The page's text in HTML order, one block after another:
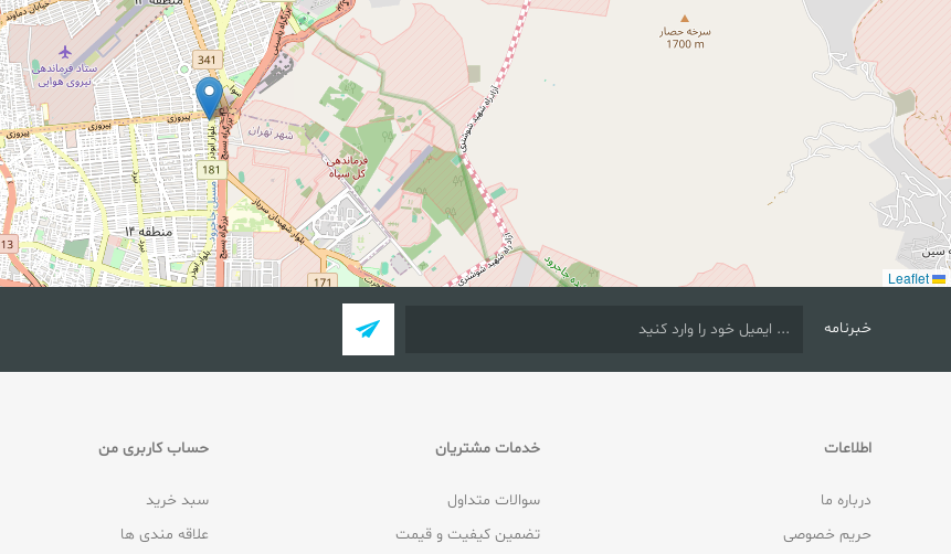
خبرنامه
اطلاعات
درباره ما
حریم خصوصی
خدمات مشتریان
سوالات متداول
تضمین کیفیت و قیمت
حساب کاربری من
سبد خرید
علاقه مندی ها